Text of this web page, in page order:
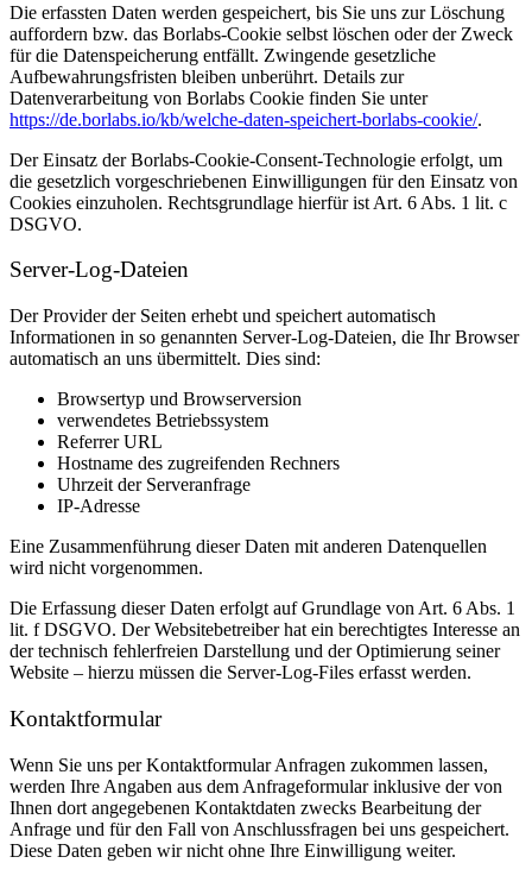
Die erfassten Daten werden gespeichert, bis Sie uns zur Löschung
auffordern bzw. das Borlabs-Cookie selbst löschen oder der Zweck
für die Datenspeicherung entfällt. Zwingende gesetzliche
Aufbewahrungsfristen bleiben unberührt. Details zur
Datenverarbeitung von Borlabs Cookie finden Sie unter
https://de.borlabs.io/kb/welche-daten-speichert-borlabs-cookie/.
Der Einsatz der Borlabs-Cookie-Consent-Technologie erfolgt, um
die gesetzlich vorgeschriebenen Einwilligungen für den Einsatz von
Cookies einzuholen. Rechtsgrundlage hierfür ist Art. 6 Abs. 1 lit. c
DSGVO.
Server-Log-Dateien
Der Provider der Seiten erhebt und speichert automatisch
Informationen in so genannten Server-Log-Dateien, die Ihr Browser
automatisch an uns übermittelt. Dies sind:
Browsertyp und Browserversion
verwendetes Betriebssystem
Referrer URL
Hostname des zugreifenden Rechners
Uhrzeit der Serveranfrage
IP-Adresse
Eine Zusammenführung dieser Daten mit anderen Datenquellen
wird nicht vorgenommen.
Die Erfassung dieser Daten erfolgt auf Grundlage von Art. 6 Abs. 1
lit. f DSGVO. Der Websitebetreiber hat ein berechtigtes Interesse an
der technisch fehlerfreien Darstellung und der Optimierung seiner
Website – hierzu müssen die Server-Log-Files erfasst werden.
Kontaktformular
Wenn Sie uns per Kontaktformular Anfragen zukommen lassen,
werden Ihre Angaben aus dem Anfrageformular inklusive der von
Ihnen dort angegebenen Kontaktdaten zwecks Bearbeitung der
Anfrage und für den Fall von Anschlussfragen bei uns gespeichert.
Diese Daten geben wir nicht ohne Ihre Einwilligung weiter.